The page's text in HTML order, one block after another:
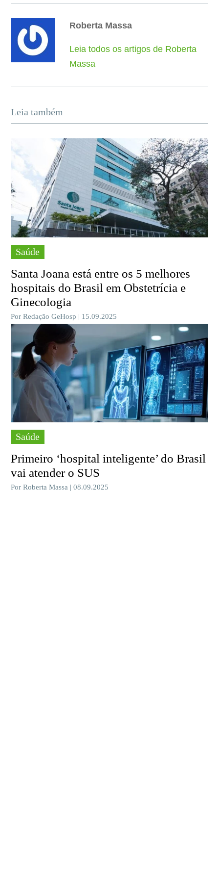
Roberta Massa
Leia todos os artigos de Roberta
Massa
Leia também
Saúde
Santa Joana está entre os 5 melhores
hospitais do Brasil em Obstetrícia e
Ginecologia
Por Redação GeHosp | 15.09.2025
Saúde
Primeiro ‘hospital inteligente’ do Brasil
vai atender o SUS
Por Roberta Massa | 08.09.2025